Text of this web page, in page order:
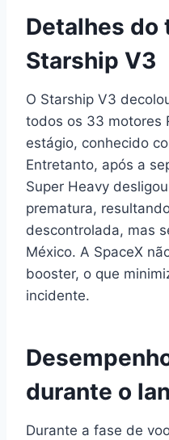
Detalhes do
Starship V3
O Starship V3
todos os 33 motores
estágio, conhecido
Entretanto, após a
Super Heavy
prematura,
descontrolada, mas
México. A SpaceX
booster, o que
incidente.
durante o
Durante a fase de